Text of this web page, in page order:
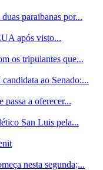
paraibanas por...
após visto...
os tripulantes que...
ao Senado:...
a oferecer...
San Luis pela...
nesta segunda;...